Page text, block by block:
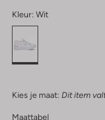
Kleur: Wit
Kies je maat: Dit item
Maattabel